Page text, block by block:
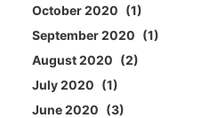
October 2020
1
September 2020
1
August 2020
2
July 2020
1
June 2020
3